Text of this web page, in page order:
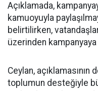
Açıklamada,
kamuoyuyla
belirtilirken,
üzerinden kampanyaya
Ceylan, açıklamasının
toplumun desteğiyle